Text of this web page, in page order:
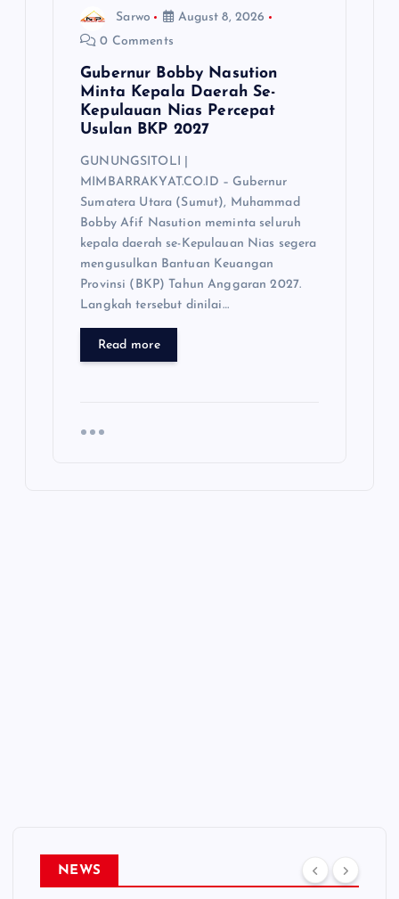
Sarwo
August 8, 2026
0 Comments
Gubernur Bobby Nasution
Minta Kepala Daerah Se-
Kepulauan Nias Percepat
Usulan BKP 2027
GUNUNGSITOLI |
MIMBARRAKYAT.CO.ID – Gubernur
Sumatera Utara (Sumut), Muhammad
Bobby Afif Nasution meminta seluruh
kepala daerah se-Kepulauan Nias segera
mengusulkan Bantuan Keuangan
Provinsi (BKP) Tahun Anggaran 2027.
Langkah tersebut dinilai…
Read more
NEWS